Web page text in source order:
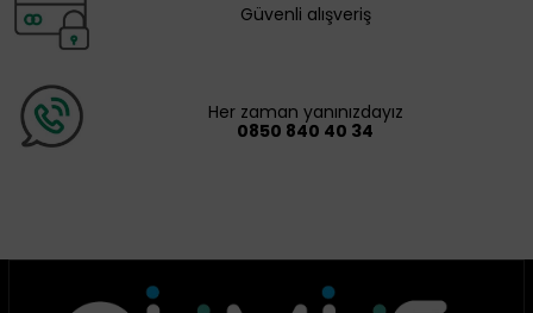
Güvenli alışveriş
Her zaman yanınızdayız
0850 840 40 34